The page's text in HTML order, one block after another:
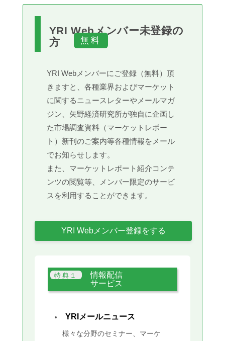
YRI Webメンバー未登録の
方
YRI Webメンバーにご登録（無料）頂
きますと、各種業界およびマーケット
に関するニュースレターやメールマガ
ジン、矢野経済研究所が独自に企画し
た市場調査資料（マーケットレポー
ト）新刊のご案内等各種情報をメール
でお知らせします。
また、マーケットレポート紹介コンテ
ンツの閲覧等、メンバー限定のサービ
スを利用することができます。
YRI Webメンバー登録をする
情報配信
サービス
YRIメールニュース
様々な分野のセミナー、マーケ